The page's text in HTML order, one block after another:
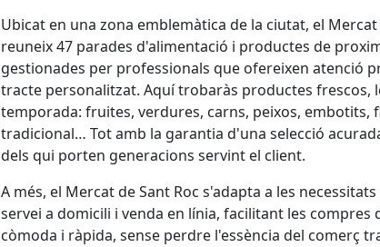
Ubicat en una zona emblemàtica de la ciutat, el Mercat
reuneix 47 parades d'alimentació i productes de
gestionades per professionals que ofereixen atenció
tracte personalitzat. Aquí trobaràs productes frescos,
temporada: fruites, verdures, carns, peixos, embotits,
tradicional… Tot amb la garantia d'una selecció
dels qui porten generacions servint el client.
A més, el Mercat de Sant Roc s'adapta a les
servei a domicili i venda en línia, facilitant les compres
còmoda i ràpida, sense perdre l'essència del comerç